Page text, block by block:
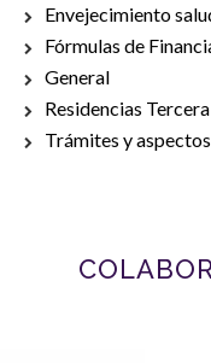
Envejecimiento
Fórmulas de
General
Residencias
Trámites y